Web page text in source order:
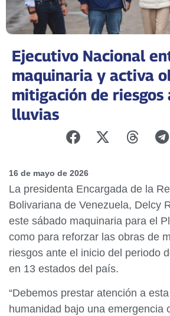
Ejecutivo Nacional
maquinaria y activa
mitigación de riesgos
lluvias
16 de mayo de 2026
La presidenta Encargada de la
Bolivariana de Venezuela, Delcy
este sábado maquinaria para el
como para reforzar las obras de
riesgos ante el inicio del periodo
en 13 estados del país.
“Debemos prestar atención a
humanidad bajo una emergencia